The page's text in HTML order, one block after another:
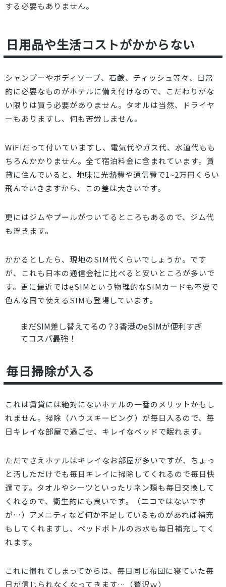
する必要もありません。
日用品や生活コストがかからない
シャンプーやボディソープ、石鹸、ティッシュ等々、日常
的に必要なものがホテルに備え付けなので、こだわりがな
い限りは買う必要がありません。タオルは当然、ドライヤ
ーもありますし、何も苦労しません。
WiFiだって付いていますし、電気代やガス代、水道代もも
ちろんかかりません。全て宿泊料金に含まれています。賃
貸に住んでいると、地味に光熱費や通信費で1~2万円くらい
飛んでいきますから、この差は大きいです。
更にはジムやプールがついてるところもあるので、ジム代
も浮きます。
かかるとしたら、現地のSIM代くらいでしょうか。です
が、これも日本の通信会社に比べると安いところが多いで
す。更に最近ではeSIMという物理的なSIMカードも不要で
色んな国で使えるSIMも登場しています。
まだSIM差し替えてるの？3香港のeSIMが便利すぎ
てコスパ最強！
毎日掃除が入る
これは賃貸には絶対にないホテルの一番のメリットかもし
れません。掃除（ハウスキーピング）が毎日入るので、毎
日キレイな部屋で過ごせ、キレイなベッドで眠れます。
ただでさえホテルはキレイなお部屋が多いですが、ちょっ
と汚しただけでも毎日キレイに掃除してくれるので毎日快
適です。タオルやシーツといったリネン類も毎日交換して
くれるので、衛生的にも良いです。（エコではないです
が…）アメニティなど何か不足しているものがあれば補充
もしてくれますし、ペッドボトルのお水も毎日補充してく
れます。
これに慣れてしまってからは、毎日同じ布団に寝ていた毎
日が信じられなくなってきます…（贅沢ｗ）